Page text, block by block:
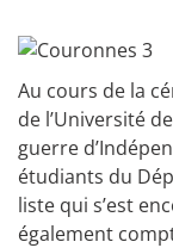
Au cours de la
de l’Université
guerre
étudiants du
liste qui s’est
également